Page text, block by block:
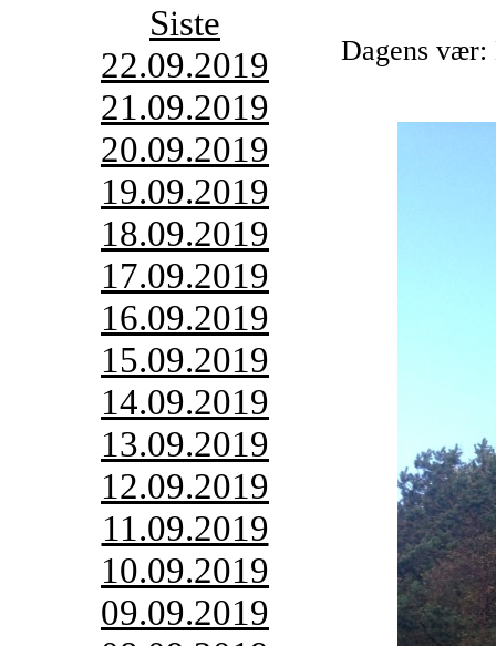
Siste
22.09.2019
21.09.2019
20.09.2019
19.09.2019
18.09.2019
17.09.2019
16.09.2019
15.09.2019
14.09.2019
13.09.2019
12.09.2019
11.09.2019
10.09.2019
09.09.2019
Dagens